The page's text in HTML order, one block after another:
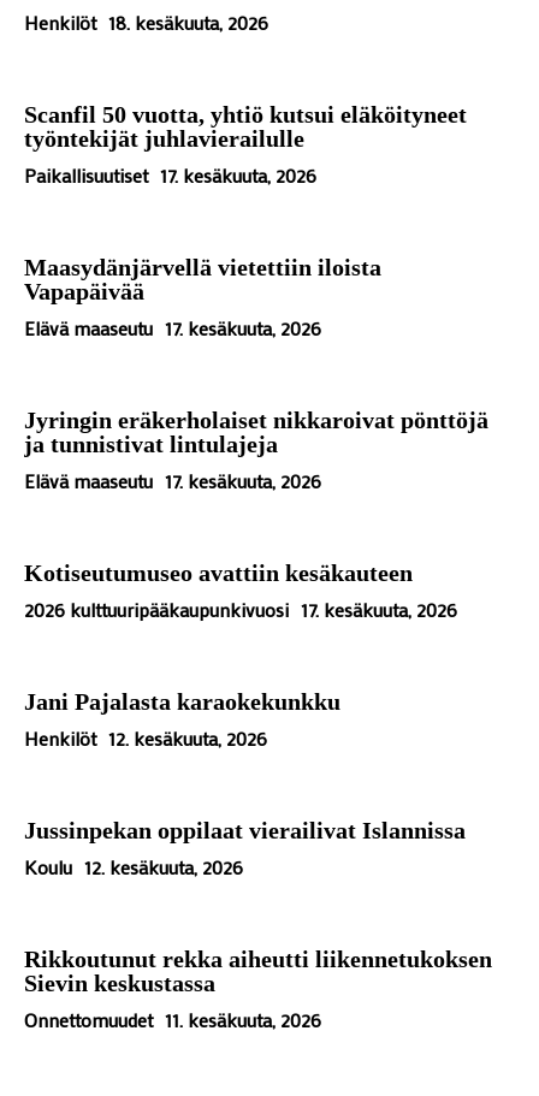
Henkilöt 18. kesäkuuta, 2026
Scanfil 50 vuotta, yhtiö kutsui eläköityneet
työntekijät juhlavierailulle
Paikallisuutiset 17. kesäkuuta, 2026
Maasydänjärvellä vietettiin iloista
Vapapäivää
Elävä maaseutu 17. kesäkuuta, 2026
Jyringin eräkerholaiset nikkaroivat pönttöjä
ja tunnistivat lintulajeja
Elävä maaseutu 17. kesäkuuta, 2026
Kotiseutumuseo avattiin kesäkauteen
2026 kulttuuripääkaupunkivuosi 17. kesäkuuta, 2026
Jani Pajalasta karaokekunkku
Henkilöt 12. kesäkuuta, 2026
Jussinpekan oppilaat vierailivat Islannissa
Koulu 12. kesäkuuta, 2026
Rikkoutunut rekka aiheutti liikennetukoksen
Sievin keskustassa
Onnettomuudet 11. kesäkuuta, 2026